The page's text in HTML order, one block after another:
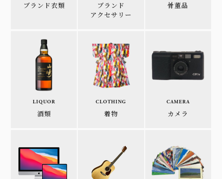
ブランド衣類
ブランド
アクセサリー
骨董品
LIQUOR
酒類
CLOTHING
着物
CAMERA
カメラ